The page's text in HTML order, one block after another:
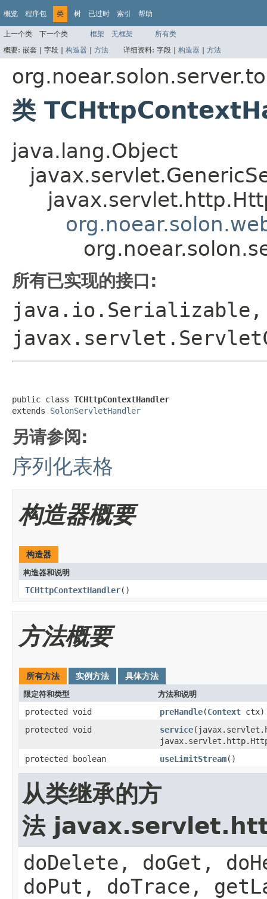
概览 程序包 类 树 已过时 索引 帮助
上一个类 下一个类 框架 无框架
所有类
概要: 嵌套 | 字段 | 构造器 | 方法 详细资料: 字段 | 构造器 | 方法
类
java.lang.Object
所有已实现的接口:
public class TCHttpContextHandler
extends SolonServletHandler
另请参阅:
序列化表格
构造器概要
构造器
构造器和说明
TCHttpContextHandler()
方法概要
所有方法 实例方法 具体方法
限定符和类型 方法和说明
protected void preHandle(Context ctx)
protected void
service
protected boolean
useLimitStream()
从类继承的方
法
doDelete, doGet,
doPut, doTrace,